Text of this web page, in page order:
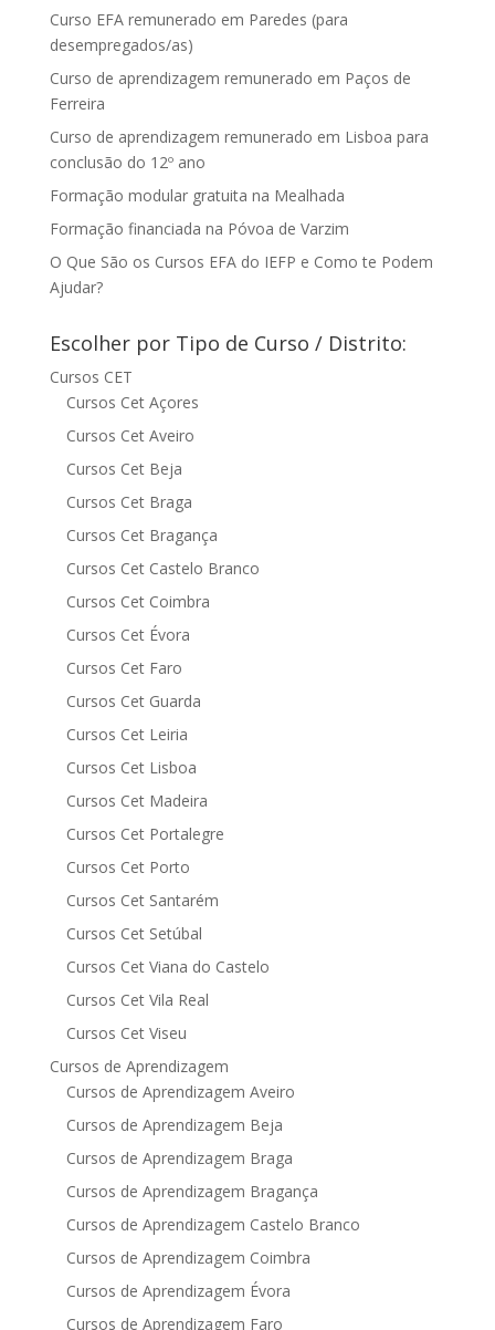
Curso EFA remunerado em Paredes (para
desempregados/as)
Curso de aprendizagem remunerado em Paços de
Ferreira
Curso de aprendizagem remunerado em Lisboa para
conclusão do 12º ano
Formação modular gratuita na Mealhada
Formação financiada na Póvoa de Varzim
O Que São os Cursos EFA do IEFP e Como te Podem
Ajudar?
Escolher por Tipo de Curso / Distrito:
Cursos CET
Cursos Cet Açores
Cursos Cet Aveiro
Cursos Cet Beja
Cursos Cet Braga
Cursos Cet Bragança
Cursos Cet Castelo Branco
Cursos Cet Coimbra
Cursos Cet Évora
Cursos Cet Faro
Cursos Cet Guarda
Cursos Cet Leiria
Cursos Cet Lisboa
Cursos Cet Madeira
Cursos Cet Portalegre
Cursos Cet Porto
Cursos Cet Santarém
Cursos Cet Setúbal
Cursos Cet Viana do Castelo
Cursos Cet Vila Real
Cursos Cet Viseu
Cursos de Aprendizagem
Cursos de Aprendizagem Aveiro
Cursos de Aprendizagem Beja
Cursos de Aprendizagem Braga
Cursos de Aprendizagem Bragança
Cursos de Aprendizagem Castelo Branco
Cursos de Aprendizagem Coimbra
Cursos de Aprendizagem Évora
Cursos de Aprendizagem Faro